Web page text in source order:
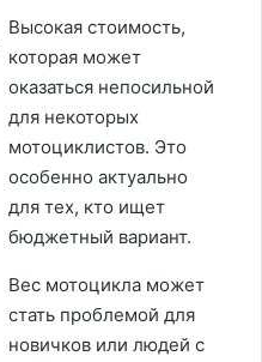
Высокая стоимость,
которая может
оказаться непосильной
для некоторых
мотоциклистов. Это
особенно актуально
для тех, кто ищет
бюджетный вариант.
Вес мотоцикла может
стать проблемой для
новичков или людей с